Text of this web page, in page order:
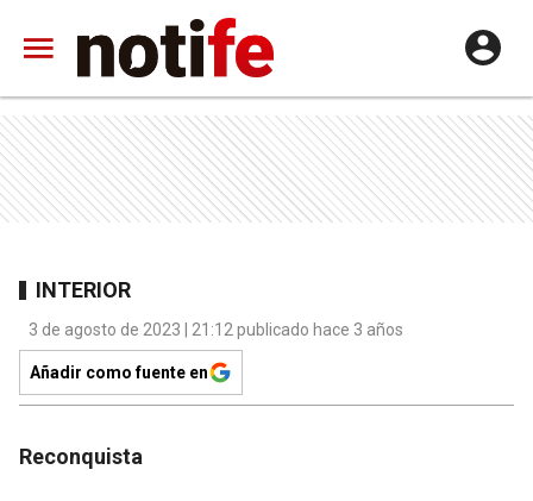
INTERIOR
3 de agosto de 2023 | 21:12 publicado hace 3 años
Añadir como fuente en
Reconquista